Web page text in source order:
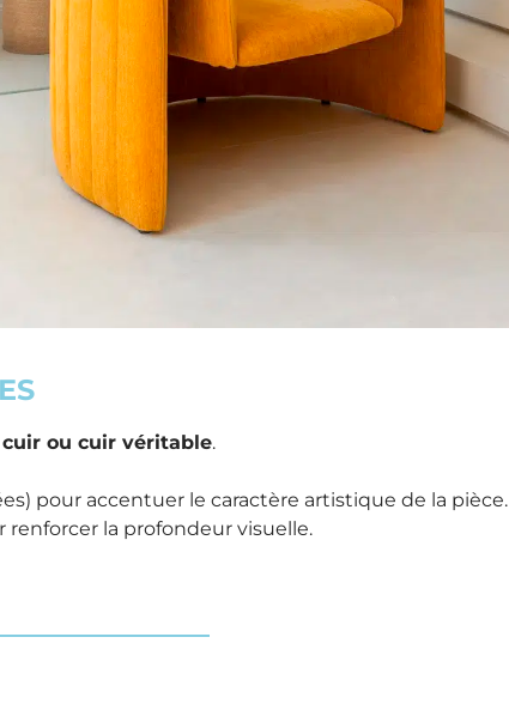
ou cuir véritable.
pour accentuer le caractère artistique de la pièce.
renforcer la profondeur visuelle.